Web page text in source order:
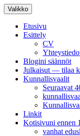
Siirry
sisältöön
Valikko
Etusivu
Esittely
CV
Blogini säännöt
Julkaisut — tilaa
Kunnallisvaalit
Seuraavat
Linkit
Kotisivuni ennen
vanhat